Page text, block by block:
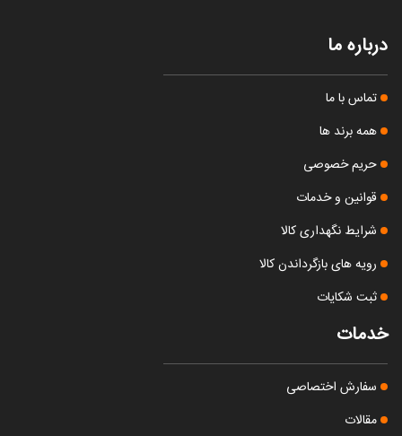
درباره ما
تماس با ما
همه برند ها
حریم خصوصی
قوانین و خدمات
شرایط نگهداری کالا
رویه های بازگرداندن کالا
ثبت شکایات
خدمات
سفارش اختصاصی
مقالات